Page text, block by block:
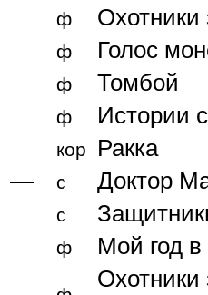
ф
ф Голос
ф Томбой
ф Истории
кор Ракка
—
с Доктор
с
ф Мой год